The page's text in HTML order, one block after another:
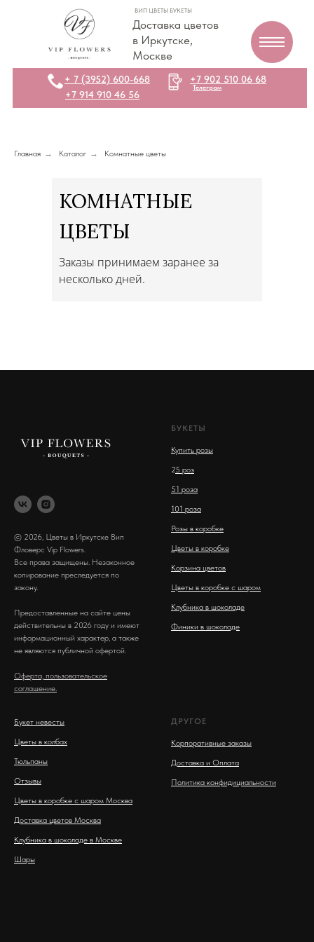
Доставка цветов
в Иркутске,
Москве
ВИП ЦВЕТЫ БУКЕТЫ
+7 914 910 46 56
+7 902 510 06 68
Телеграм
+ 7 (3952) 600-668
Главная → Каталог → Комнатные цветы
КОМНАТНЫЕ
ЦВЕТЫ
Заказы принимаем заранее за
несколько дней.
© 2026, Цветы в Иркутске Вип
Фловерс Vip Flowers.
Все права защищены. Незаконное
копирование преследуется по
закону.
Предоставленные на сайте цены
действительны в 2026 году и имеют
информационный характер, а также
не являются публичной офертой.
Оферта, пользовательское
соглашение.
БУКЕТЫ
Купить розы
25 роз
51 роза
101 роза
Розы в коробке
Цветы в коробке
Корзина цветов
Цветы в коробке с шаром
Клубника в шоколаде
Финики в шоколаде
Букет невесты
Цветы в колбах
Тюльпаны
Отзывы
Цветы в коробке с шаром Москва
Доставка цветов Москва
Клубника в шоколаде в Москве
Шары
ДРУГОЕ
Корпоративные заказы
Доставка и Оплата
Политика конфидициальности